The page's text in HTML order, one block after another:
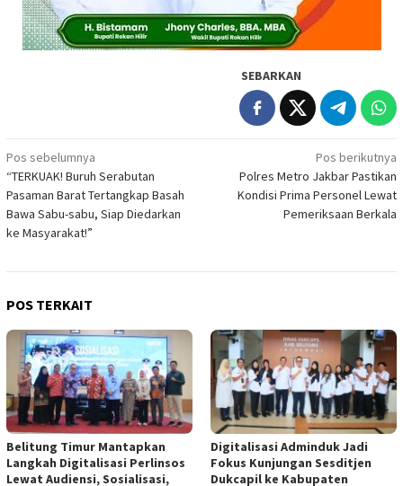
SEBARKAN
Navigasi
pos
Pos sebelumnya
“TERKUAK! Buruh Serabutan
Pasaman Barat Tertangkap Basah
Bawa Sabu-sabu, Siap Diedarkan
ke Masyarakat!”
Pos berikutnya
Polres Metro Jakbar Pastikan
Kondisi Prima Personel Lewat
Pemeriksaan Berkala
POS TERKAIT
Belitung Timur Mantapkan
Langkah Digitalisasi Perlinsos
Lewat Audiensi, Sosialisasi,
Digitalisasi Adminduk Jadi
Fokus Kunjungan Sesditjen
Dukcapil ke Kabupaten